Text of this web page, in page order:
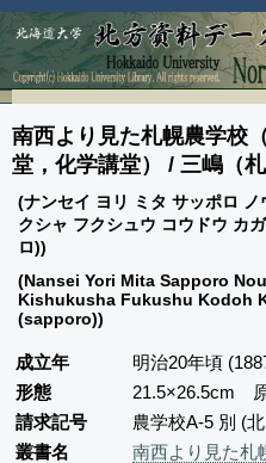
南西より見た札幌農学校
堂，化学講堂） / 三嶋（札
(ナンセイ ヨリ ミタ サッポロ
クシャ フクシュウ コウドウ カ
ロ))
(Nansei Yori Mita Sapporo
Kishukusha Fukushu Kodoh
(sapporo))
成立年
明治20年頃
形態
21.5×26.5cm
請求記号
農学校A-5 別 (
叢書名
南西より見た札